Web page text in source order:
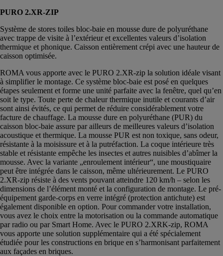
PURO 2.XR-ZIP
Système de stores toiles bloc-baie en mousse dure de polyuréthane
avec trappe de visite à l’extérieur et excellentes valeurs d’isolation
thermique et phonique. Caisson entièrement crépi avec une hauteur de
caisson optimisée.
ROMA vous apporte avec le PURO 2.XR-zip la solution idéale visant
à simplifier le montage. Ce système bloc-baie est posé en quelques
étapes seulement et forme une unité parfaite avec la fenêtre, quel qu’en
soit le type. Toute perte de chaleur thermique inutile et courants d’air
sont ainsi évités, ce qui permet de réduire considérablement votre
facture de chauffage. La mousse dure en polyuréthane (PUR) du
caisson bloc-baie assure par ailleurs de meilleures valeurs d’isolation
acoustique et thermique. La mousse PUR est non toxique, sans odeur,
résistante à la moisissure et à la putréfaction. La coque intérieure très
stable et résistante empêche les insectes et autres nuisibles d’abîmer la
mousse. Avec la variante „enroulement intérieur“, une moustiquaire
peut être intégrée dans le caisson, même ultérieurement. Le PURO
2.XR-zip résiste à des vents pouvant atteindre 120 km/h – selon les
dimensions de l’élément monté et la configuration de montage. Le pré-
équipement garde-corps en verre intégré (protection antichute) est
également disponible en option. Pour commander votre installation,
vous avez le choix entre la motorisation ou la commande automatique
par radio ou par Smart Home. Avec le PURO 2.XRK-zip, ROMA
vous apporte une solution supplémentaire qui a été spécialement
étudiée pour les constructions en brique en s’harmonisant parfaitement
aux façades en briques.